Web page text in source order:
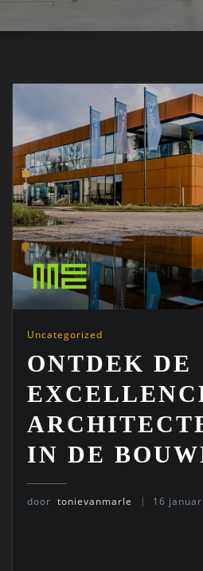
Uncategorized
ONTDEK DE
IN DE
door tonievanmarle 16